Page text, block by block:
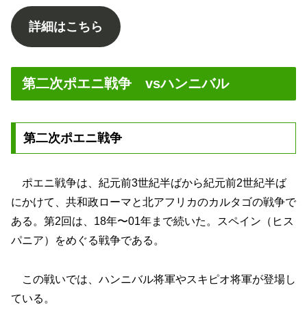
詳細はこちら
第二次ポエニ戦争 vsハンニバル
第二次ポエニ戦争
ポエニ戦争は、紀元前3世紀半ばから紀元前2世紀半ば
にかけて、共和政ローマと北アフリカのカルタゴの戦争で
ある。第2回は、18年〜01年まで続いた。スペイン（ヒス
パニア）をめぐる戦争である。
この戦いでは、ハンニバル将軍やスキピオ将軍が登場し
ている。